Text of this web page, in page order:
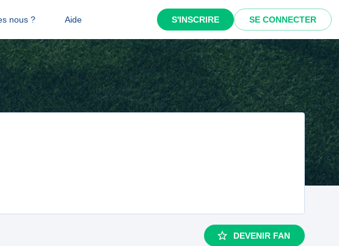
nous ? Aide S'INSCRIRE SE CONNECTER
DEVENIR FAN